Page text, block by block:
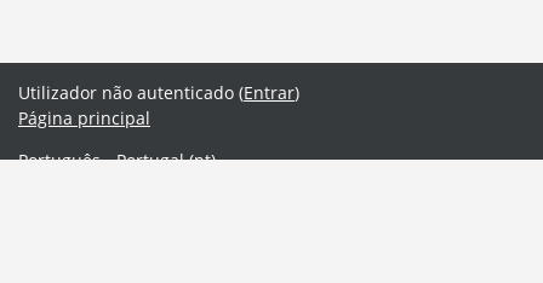
Utilizador não autenticado (Entrar)
Página principal
Português - Portugal ‎(pt)‎